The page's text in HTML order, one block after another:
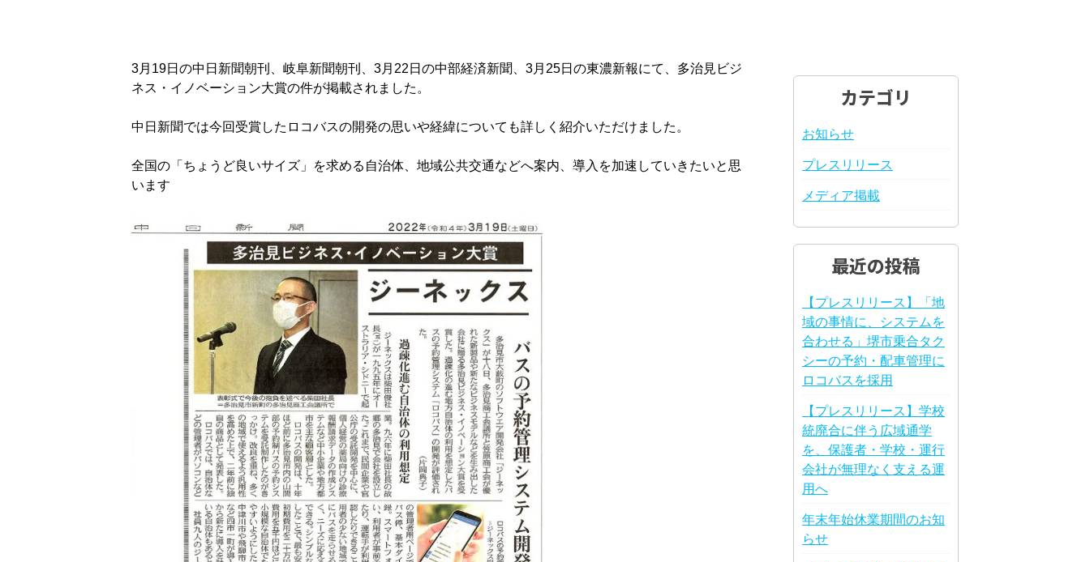
3月19日の中日新聞朝刊、岐阜新聞朝刊、3月22日の中部経済新聞、3月25日の東濃新報にて、多治見ビジ
ネス・イノベーション大賞の件が掲載されました。
中日新聞では今回受賞したロコバスの開発の思いや経緯についても詳しく紹介いただけました。
全国の「ちょうど良いサイズ」を求める自治体、地域公共交通などへ案内、導入を加速していきたいと思
います
カテゴリ
お知らせ
プレスリリース
メディア掲載
最近の投稿
【プレスリリース】「地
域の事情に、システムを
合わせる」堺市乗合タク
シーの予約・配車管理に
ロコバスを採用
【プレスリリース】学校
統廃合に伴う広域通学
を、保護者・学校・運行
会社が無理なく支える運
用へ
年末年始休業期間のお知
らせ